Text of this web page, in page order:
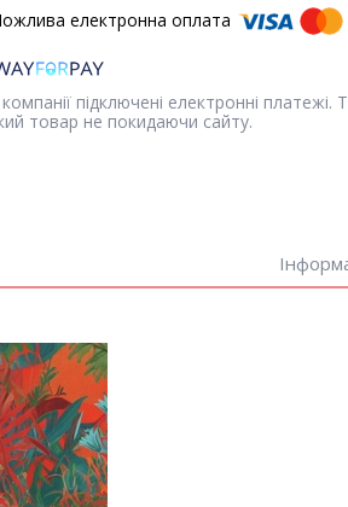
підключені електронні
товар не покидаючи сайту.